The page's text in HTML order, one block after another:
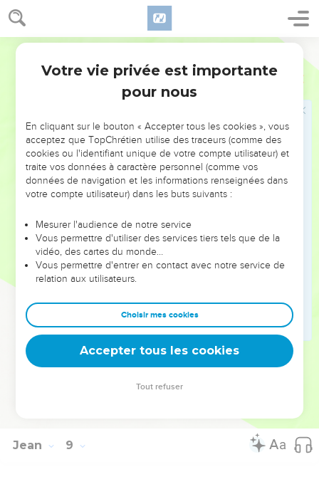
Jean 8
En vérité, en vérité, je vous le dis, si quelqu'un garde ma
parole, il ne mourra jamais. »
« Maintenant, lui dirent les Juifs, nous savons que tu as un
démon. Abraham est mort, les prophètes aussi, et toi, tu dis :
‘Si quelqu'un garde ma parole, il ne mourra jamais.’
Serais-tu plus grand que notre père Abraham, qui est
mort ? Les prophètes aussi sont morts. Pour qui te prends-tu
donc ? »
Jésus répondit : « Si je me rends gloire à moi-même, ma
gloire ne vaut rien. Cependant, c'est mon Père qui me rend
gloire, lui que vous présentez comme votre Dieu
si je disais que je ne le connais pas, je serais comme vous :
un menteur. Mais je le connais et je garde sa parole.
Votre ancêtre Abraham a été rempli de joie à la pensée de
voir mon jour ; il l'a vu et il s'est réjoui. »
Les Juifs lui dirent : « Tu n'as pas encore 50 ans et tu as vu
Abraham ! »
Jésus leur dit : « En vérité, en vérité, je vous le dis, avant
qu'Abraham soit né, je suis. »
Là-dessus, ils prirent des pierres pour les jeter contre lui,
Jean 9
Votre vie privée est importante
pour nous
En cliquant sur le bouton « Accepter tous les cookies », vous
acceptez que TopChrétien utilise des traceurs (comme des
cookies ou l'identifiant unique de votre compte utilisateur) et
traite vos données à caractère personnel (comme vos
données de navigation et les informations renseignées dans
votre compte utilisateur) dans les buts suivants :
Mesurer l'audience de notre service
Vous permettre d'utiliser des services tiers tels que de la
vidéo, des cartes du monde…
Vous permettre d'entrer en contact avec notre service de
relation aux utilisateurs.
Choisir mes cookies
Accepter tous les cookies
Tout refuser